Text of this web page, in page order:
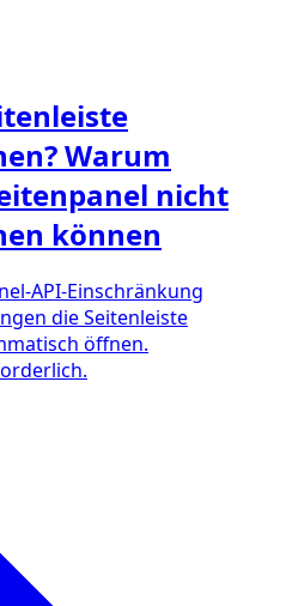
Warum
nicht
können
API-Einschränkung
die Seitenleiste
öffnen.